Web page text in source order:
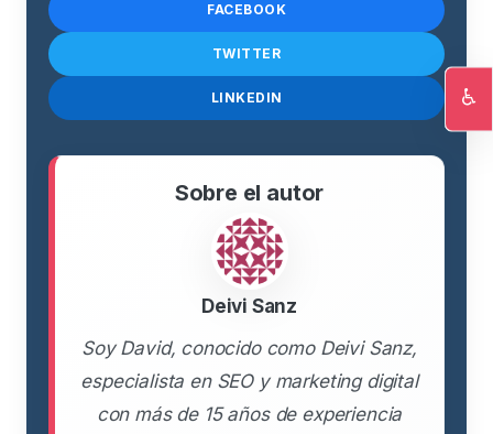
FACEBOOK
TWITTER
LINKEDIN
Sobre el autor
Deivi Sanz
Soy David, conocido como Deivi Sanz,
especialista en SEO y marketing digital
con más de 15 años de experiencia
♿